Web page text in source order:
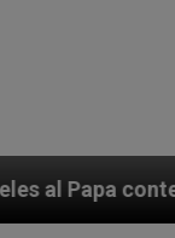
su propio